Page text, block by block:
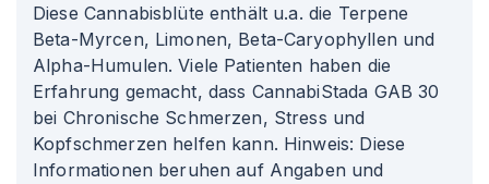
Diese Cannabisblüte enthält u.a. die Terpene
Beta-Myrcen, Limonen, Beta-Caryophyllen und
Alpha-Humulen. Viele Patienten haben die
Erfahrung gemacht, dass CannabiStada GAB 30
bei Chronische Schmerzen, Stress und
Kopfschmerzen helfen kann. Hinweis: Diese
Informationen beruhen auf Angaben und